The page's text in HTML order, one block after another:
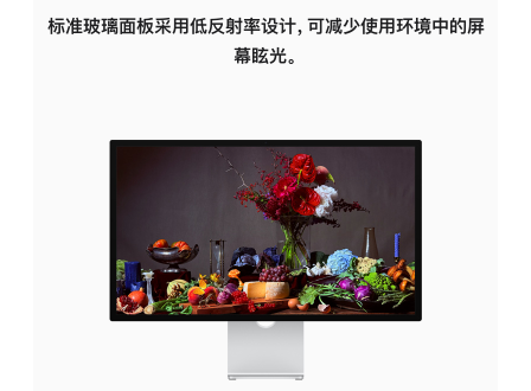
标准玻璃面板采用低反射率设计，可减少使用环境中的屏
幕眩光。